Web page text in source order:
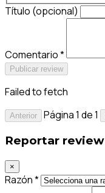
Título (opcional)
Comentario *
Publicar review
Failed to fetch
Anterior Página 1 de 1
Reportar review
×
Razón *